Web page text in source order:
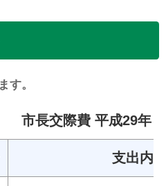
す。
市長交際費 平成29年
支出内